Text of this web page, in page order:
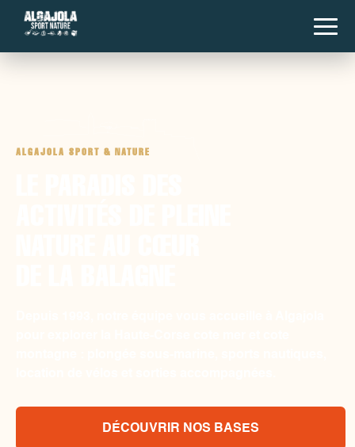
ALGAJOLA SPORT & NATURE
DÉCOUVRIR NOS BASES